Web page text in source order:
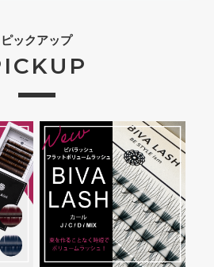
ピックアップ